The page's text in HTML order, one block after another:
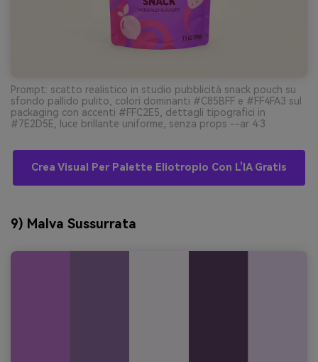
Prompt: scatto realistico in studio pubblicità snack pouch su
sfondo pallido pulito, colori dominanti #C85BFF e #FF4FA3 sul
packaging con accenti #FFC2E5, dettagli tipografici in
#7E2D5E, luce brillante uniforme, senza props --ar 4:3
Crea Visual Per Palette Eliotropio Con L’IA Gratis
9) Malva Sussurrata